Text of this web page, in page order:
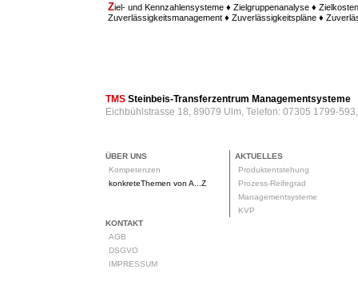
Ziel- und Kennzahlensysteme ♦ Zielgruppenanalyse ♦
Zuverlässigkeitsmanagement ♦ Zuverlässigkeitspläne ♦
TMS Steinbeis-Transferzentrum Managementsysteme
Eichbühlstrasse 18, 89079 Ulm, Telefon: 07305 1799-
ÜBER UNS
Kompetenzen
konkreteThemen von A...Z
AKTUELLES
Produktentstehung
Prozess-Reifegrad
Managementsysteme
KVP
KONTAKT
AGB
DSGVO
IMPRESSUM